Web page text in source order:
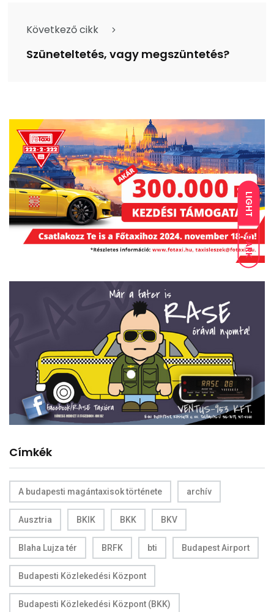
LIGHT
DARK
Következő cikk
Szüneteltetés, vagy megszüntetés?
Címkék
A budapesti magántaxisok története archív
Ausztria BKIK BKK BKV
Blaha Lujza tér BRFK bti Budapest Airport
Budapesti Közlekedési Központ
Budapesti Közlekedési Központ (BKK)